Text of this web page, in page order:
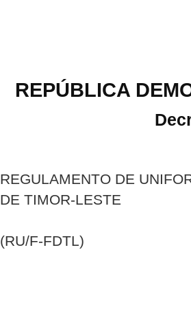
REPÚBLICA
REGULAMENTO DE
DE TIMOR-LESTE
(RU/F-FDTL)